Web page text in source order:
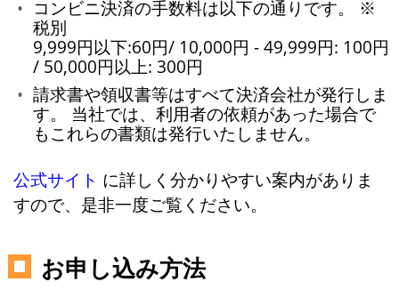
コンビニ決済の手数料は以下の通りです。 ※
税別
9,999円以下:60円/ 10,000円 - 49,999円: 100円
/ 50,000円以上: 300円
請求書や領収書等はすべて決済会社が発行しま
す。 当社では、利用者の依頼があった場合で
もこれらの書類は発行いたしません。
公式サイト に詳しく分かりやすい案内がありま
すので、是非一度ご覧ください。
お申し込み方法